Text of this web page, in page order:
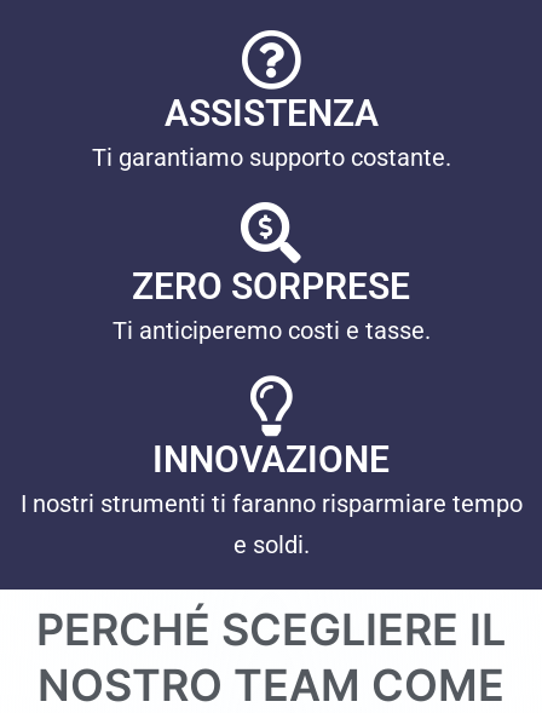
ASSISTENZA
Ti garantiamo supporto costante.
ZERO SORPRESE
Ti anticiperemo costi e tasse.
INNOVAZIONE
I nostri strumenti ti faranno risparmiare tempo
e soldi.
PERCHÉ SCEGLIERE IL
NOSTRO TEAM COME